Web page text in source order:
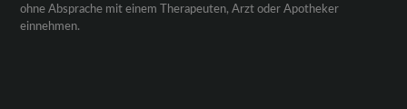
ohne Absprache mit einem Therapeuten, Arzt oder Apotheker
einnehmen.